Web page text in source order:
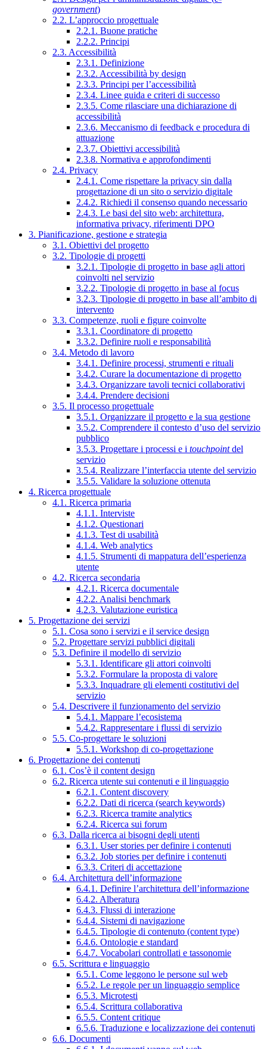
government)
2.2. L’approccio progettuale
2.2.1. Buone pratiche
2.2.2. Principi
2.3. Accessibilità
2.3.1. Definizione
2.3.2. Accessibilità by design
2.3.3. Principi per l’accessibilità
2.3.4. Linee guida e criteri di successo
2.3.5. Come rilasciare una dichiarazione di
accessibilità
2.3.6. Meccanismo di feedback e procedura di
attuazione
2.3.7. Obiettivi accessibilità
2.3.8. Normativa e approfondimenti
2.4. Privacy
2.4.1. Come rispettare la privacy sin dalla
progettazione di un sito o servizio digitale
2.4.2. Richiedi il consenso quando necessario
2.4.3. Le basi del sito web: architettura,
informativa privacy, riferimenti DPO
3. Pianificazione, gestione e strategia
3.1. Obiettivi del progetto
3.2. Tipologie di progetti
3.2.1. Tipologie di progetto in base agli attori
coinvolti nel servizio
3.2.2. Tipologie di progetto in base al focus
3.2.3. Tipologie di progetto in base all’ambito di
intervento
3.3. Competenze, ruoli e figure coinvolte
3.3.1. Coordinatore di progetto
3.3.2. Definire ruoli e responsabilità
3.4. Metodo di lavoro
3.4.1. Definire processi, strumenti e rituali
3.4.2. Curare la documentazione di progetto
3.4.3. Organizzare tavoli tecnici collaborativi
3.4.4. Prendere decisioni
3.5. Il processo progettuale
3.5.1. Organizzare il progetto e la sua gestione
3.5.2. Comprendere il contesto d’uso del servizio
pubblico
3.5.3. Progettare i processi e i touchpointdel
servizio
3.5.4. Realizzare l’interfaccia utente del servizio
3.5.5. Validare la soluzione ottenuta
4. Ricerca progettuale
4.1. Ricerca primaria
4.1.1. Interviste
4.1.2. Questionari
4.1.3. Test di usabilità
4.1.4. Web analytics
4.1.5. Strumenti di mappatura dell’esperienza
utente
4.2. Ricerca secondaria
4.2.1. Ricerca documentale
4.2.2. Analisi benchmark
4.2.3. Valutazione euristica
5. Progettazione dei servizi
5.1. Cosa sono i servizi e il service design
5.2. Progettare servizi pubblici digitali
5.3. Definire il modello di servizio
5.3.1. Identificare gli attori coinvolti
5.3.2. Formulare la proposta di valore
5.3.3. Inquadrare gli elementi costitutivi del
servizio
5.4. Descrivere il funzionamento del servizio
5.4.1. Mappare l’ecosistema
5.4.2. Rappresentare i flussi di servizio
5.5. Co-progettare le soluzioni
5.5.1. Workshop di co-progettazione
6. Progettazione dei contenuti
6.1. Cos’è il content design
6.2. Ricerca utente sui contenuti e il linguaggio
6.2.1. Content discovery
6.2.2. Dati di ricerca (search keywords)
6.2.3. Ricerca tramite analytics
6.2.4. Ricerca sui forum
6.3. Dalla ricerca ai bisogni degli utenti
6.3.1. User stories per definire i contenuti
6.3.2. Job stories per definire i contenuti
6.3.3. Criteri di accettazione
6.4. Architettura dell’informazione
6.4.1. Definire l’architettura dell’informazione
6.4.2. Alberatura
6.4.3. Flussi di interazione
6.4.4. Sistemi di navigazione
6.4.5. Tipologie di contenuto (content type)
6.4.6. Ontologie e standard
6.4.7. Vocabolari controllati e tassonomie
6.5. Scrittura e linguaggio
6.5.1. Come leggono le persone sul web
6.5.2. Le regole per un linguaggio semplice
6.5.3. Microtesti
6.5.4. Scrittura collaborativa
6.5.5. Content critique
6.5.6. Traduzione e localizzazione dei contenuti
6.6. Documenti